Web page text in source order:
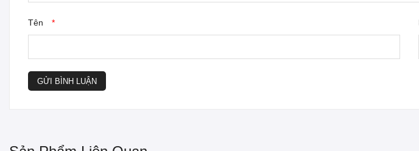
Tên *
GỬI BÌNH LUẬN